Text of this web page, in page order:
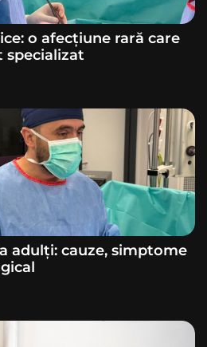
o afecțiune rară care
specializat
adulți: cauze, simptome